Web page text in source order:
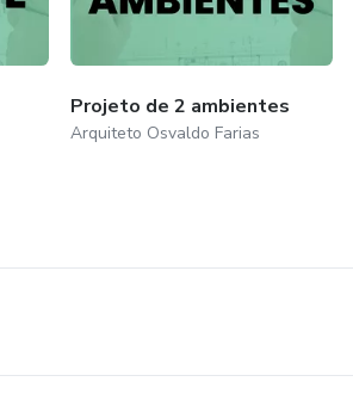
Projeto de 2 ambientes
Arquiteto Osvaldo Farias